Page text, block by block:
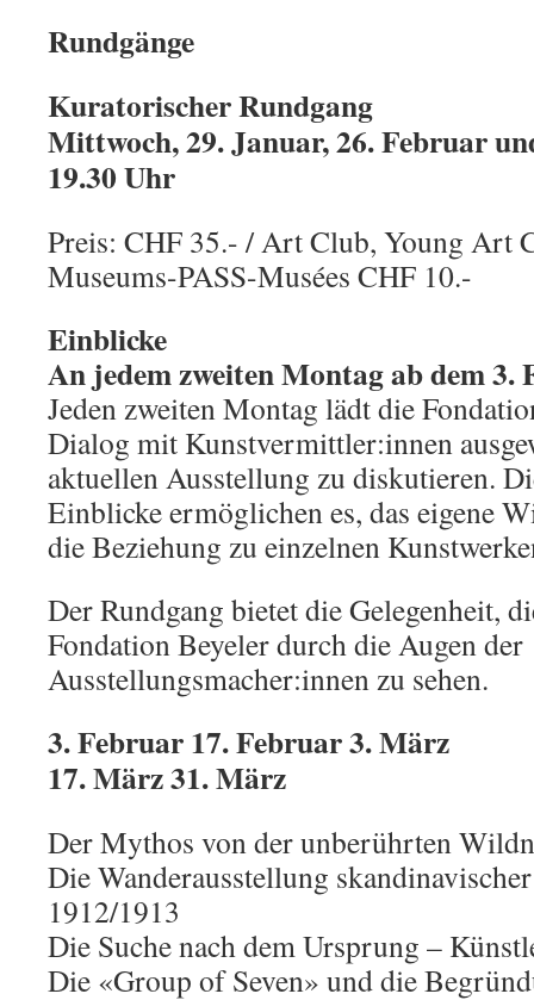
Rundgänge
Kuratorischer Rundgang
Mittwoch, 29. Januar, 26. Februar
19.30 Uhr
Preis: CHF 35.- / Art Club, Young Art
Museums-PASS-Musées CHF 10.-
Einblicke
An jedem zweiten Montag ab dem 3.
Jeden zweiten Montag lädt die
Dialog mit Kunstvermittler:innen
aktuellen Ausstellung zu diskutieren.
Einblicke ermöglichen es, das eigene
die Beziehung zu einzelnen
Der Rundgang bietet die Gelegenheit,
Fondation Beyeler durch die Augen der
Ausstellungsmacher:innen zu sehen.
3. Februar 17. Februar 3. März
17. März 31. März
Der Mythos von der unberührten
Die Wanderausstellung
1912/1913
Die Suche nach dem Ursprung –
Die «Group of Seven» und die